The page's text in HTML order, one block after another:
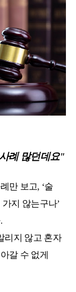
례 많던데요"
만 보고, ‘술
지 않는구나’
리지 않고 혼자
갈 수 없게